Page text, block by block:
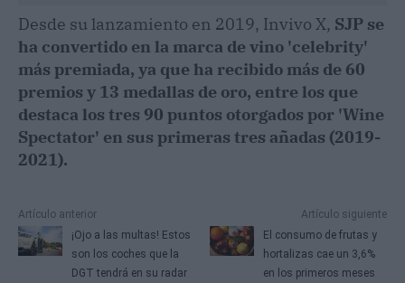
Desde su lanzamiento en 2019, Invivo X, SJP se
ha convertido en la marca de vino 'celebrity'
más premiada, ya que ha recibido más de 60
premios y 13 medallas de oro, entre los que
destaca los tres 90 puntos otorgados por 'Wine
Spectator' en sus primeras tres añadas (2019-
2021).
Artículo anterior
¡Ojo a las multas! Estos
son los coches que la
DGT tendrá en su radar
Artículo siguiente
El consumo de frutas y
hortalizas cae un 3,6%
en los primeros meses